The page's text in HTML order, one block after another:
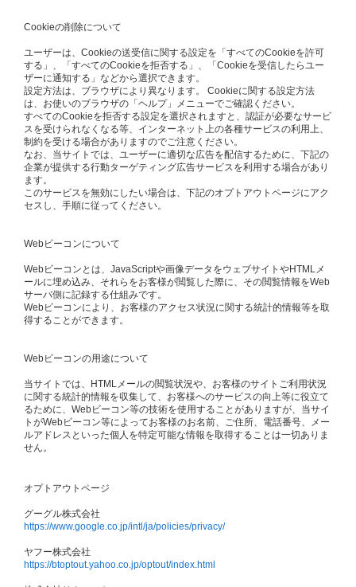
Cookieの削除について
ユーザーは、Cookieの送受信に関する設定を「すべてのCookieを許可
する」、「すべてのCookieを拒否する」、「Cookieを受信したらユー
ザーに通知する」などから選択できます。
設定方法は、ブラウザにより異なります。 Cookieに関する設定方法
は、お使いのブラウザの「ヘルプ」メニューでご確認ください。
すべてのCookieを拒否する設定を選択されますと、認証が必要なサービ
スを受けられなくなる等、インターネット上の各種サービスの利用上、
制約を受ける場合がありますのでご注意ください。
なお、当サイトでは、ユーザーに適切な広告を配信するために、下記の
企業が提供する行動ターゲティング広告サービスを利用する場合があり
ます。
このサービスを無効にしたい場合は、下記のオプトアウトページにアク
セスし、手順に従ってください。
Webビーコンについて
Webビーコンとは、JavaScriptや画像データをウェブサイトやHTMLメ
ールに埋め込み、それらをお客様が閲覧した際に、その閲覧情報をWeb
サーバ側に記録する仕組みです。
Webビーコンにより、お客様のアクセス状況に関する統計的情報等を取
得することができます。
Webビーコンの用途について
当サイトでは、HTMLメールの閲覧状況や、お客様のサイトご利用状況
に関する統計的情報を収集して、お客様へのサービスの向上等に役立て
るために、Webビーコン等の技術を使用することがありますが、当サイ
トがWebビーコン等によってお客様のお名前、ご住所、電話番号、メー
ルアドレスといった個人を特定可能な情報を取得することは一切ありま
せん。
オプトアウトページ
グーグル株式会社
https://www.google.co.jp/intl/ja/policies/privacy/
ヤフー株式会社
https://btoptout.yahoo.co.jp/optout/index.html